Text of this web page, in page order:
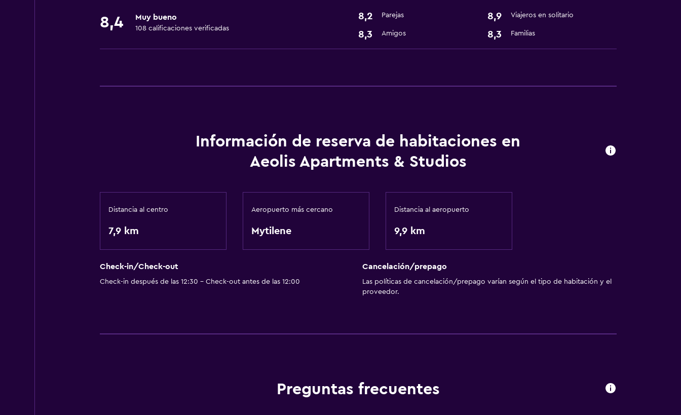
Submarinismo
Aire acondicionado
Lavandería
General
Servicios y facilidades
8,4 Muy bueno
108 calificaciones verificadas
8,2 Parejas 8,9 Viajeros en solitario
8,3 Amigos 8,3 Familias
Información de reserva de habitaciones en
Aeolis Apartments & Studios
Distancia al centro
7,9 km
Aeropuerto más cercano
Mytilene
Distancia al aeropuerto
9,9 km
Check-in/Check-out
Check-in después de las 12:30 - Check-out antes de las 12:00
Cancelación/prepago
Las políticas de cancelación/prepago varían según el tipo de habitación y el
proveedor.
Preguntas frecuentes